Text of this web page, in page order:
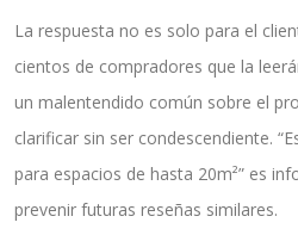
La respuesta no es solo para el
cientos de compradores que la
un malentendido común sobre el
clarificar sin ser condescendiente.
para espacios de hasta 20m²” es
prevenir futuras reseñas similares.